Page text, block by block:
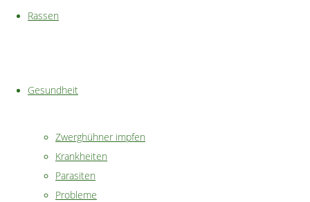
Rassen
Gesundheit
Zwerghühner impfen
Krankheiten
Parasiten
Probleme
Rassemerkmale
Eigenschaften
siamesisches
Zwergseidenhuhn